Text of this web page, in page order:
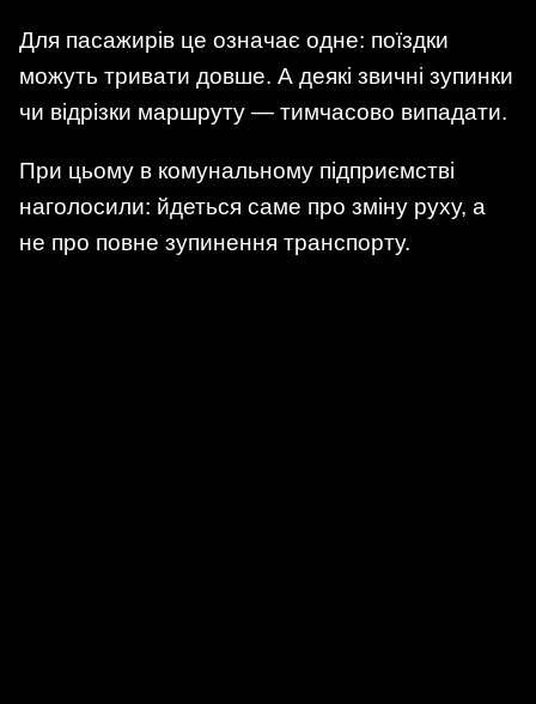
Для пасажирів це означає одне: поїздки
можуть тривати довше. А деякі звичні зупинки
чи відрізки маршруту — тимчасово випадати.
При цьому в комунальному підприємстві
наголосили: йдеться саме про зміну руху, а
не про повне зупинення транспорту.